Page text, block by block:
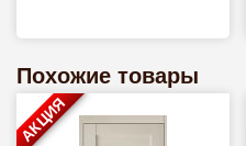
Похожие товары
АКЦИЯ